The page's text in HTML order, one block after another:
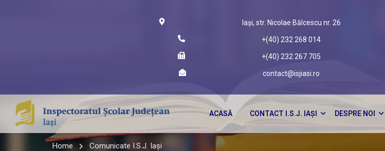
Iași, str. Nicolae Bălcescu nr. 26
+(40) 232 268 014
+(40) 232 267 705
contact@isjiasi.ro
ACASĂ CONTACT I.S.J. IAȘI DESPRE NOI
Home Comunicate I.S.J. Iași